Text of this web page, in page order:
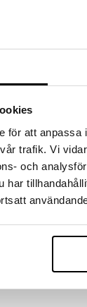
för att
trafik. Vi
och
har
SWEDEN ECO
Økologisk
fugtighedsgivende.